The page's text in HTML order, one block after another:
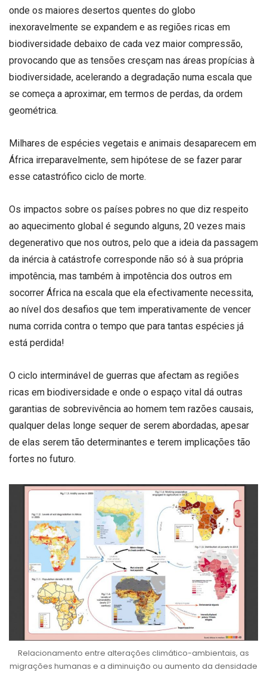
onde os maiores desertos quentes do globo
inexoravelmente se expandem e as regiões ricas em
biodiversidade debaixo de cada vez maior compressão,
provocando que as tensões cresçam nas áreas propícias à
biodiversidade, acelerando a degradação numa escala que
se começa a aproximar, em termos de perdas, da ordem
geométrica.
Milhares de espécies vegetais e animais desaparecem em
África irreparavelmente, sem hipótese de se fazer parar
esse catastrófico ciclo de morte.
Os impactos sobre os países pobres no que diz respeito
ao aquecimento global é segundo alguns, 20 vezes mais
degenerativo que nos outros, pelo que a ideia da passagem
da inércia à catástrofe corresponde não só à sua própria
impotência, mas também à impotência dos outros em
socorrer África na escala que ela efectivamente necessita,
ao nível dos desafios que tem imperativamente de vencer
numa corrida contra o tempo que para tantas espécies já
está perdida!
O ciclo interminável de guerras que afectam as regiões
ricas em biodiversidade e onde o espaço vital dá outras
garantias de sobrevivência ao homem tem razões causais,
qualquer delas longe sequer de serem abordadas, apesar
de elas serem tão determinantes e terem implicações tão
fortes no futuro.
Relacionamento entre alterações climático-ambientais, as
migrações humanas e a diminuição ou aumento da densidade